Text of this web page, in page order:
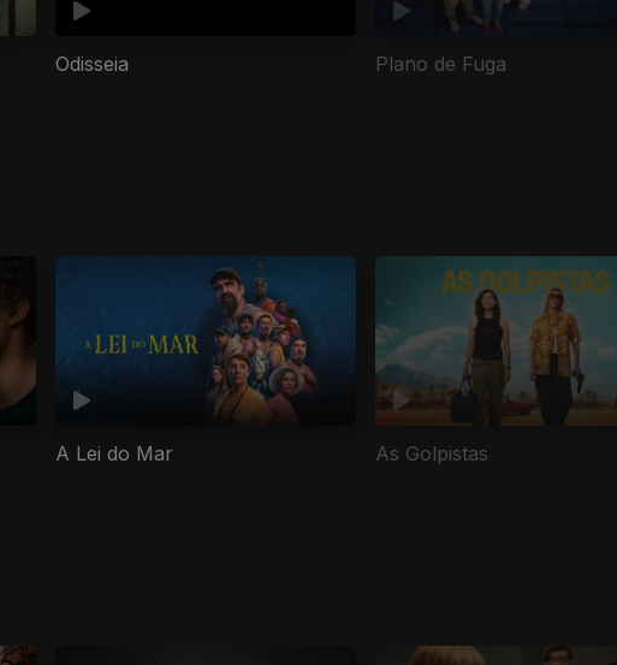
Odisseia Plano de Fuga
A Lei do Mar As Golpistas